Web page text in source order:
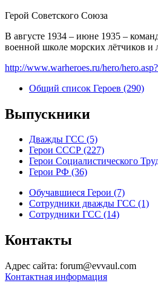
Герой Советского Союза
В августе 1934 – июне 1935 –
военной школе морских лётчиков и
http://www.warheroes.ru/hero/
Общий список Героев (290)
Выпускники
Дважды ГСС (5)
Герои СССР (227)
Герои Социалистического
Герои РФ (36)
Обучавшиеся Герои (7)
Сотрудники дважды ГСС (1)
Сотрудники ГСС (14)
Контакты
Адрес сайта: forum@evvaul.com
Контактная информация